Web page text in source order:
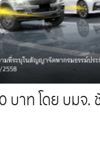
บาท โดย บมจ.